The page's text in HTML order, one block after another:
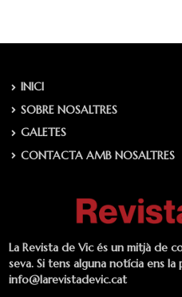
INICI
SOBRE NOSALTRES
GALETES
CONTACTA AMB NOSALTRES
La Revista de Vic és un mitjà de
seva. Si tens alguna notícia ens
info@larevistadevic.cat